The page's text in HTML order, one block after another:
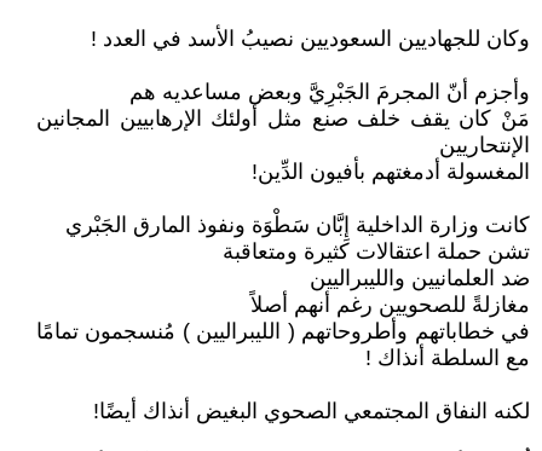
وكان للجهاديين السعوديين نصيبُ الأسد في العدد !
وأجزم أنّ المجرمَ الجَبْرِيَّ وبعض مساعديه هم
مَنْ كان يقف خلف صنع مثل أولئك الإرهابيين المجانين
الإنتحاريين
المغسولة أدمغتهم بأفيون الدِّين!
كانت وزارة الداخلية إِبَّان سَطْوَة ونفوذ المارق الجَبْري
تشن حملة اعتقالات كثيرة ومتعاقبة
ضد العلمانيين والليبراليين
مغازلةً للصحويين رغم أنهم أصلاً
في خطاباتهم وأطروحاتهم ( الليبراليين ) مُنسجمون تمامًا
مع السلطة أنذاك !
لكنه النفاق المجتمعي الصحوي البغيض أنذاك أيضًا!